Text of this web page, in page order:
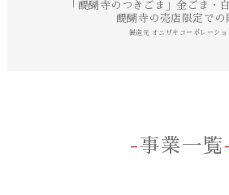
「醍醐寺のつきごま」金ごま・
醍醐寺の売店限定での
製造元 オニザキコーポレーショ
事業一覧